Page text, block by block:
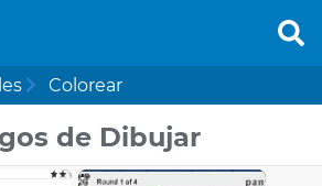
Colorear
de Dibujar